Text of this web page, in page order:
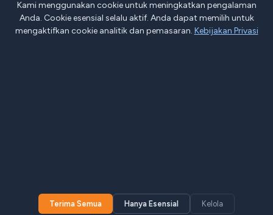
Skema Bagi Hasil
© 2026 PT. Kinetikum Indo Solusi — Projob
Kami menggunakan cookie untuk meningkatkan pengalaman
Anda. Cookie esensial selalu aktif. Anda dapat memilih untuk
mengaktifkan cookie analitik dan pemasaran. Kebijakan Privasi
Terima Semua Hanya Esensial Kelola